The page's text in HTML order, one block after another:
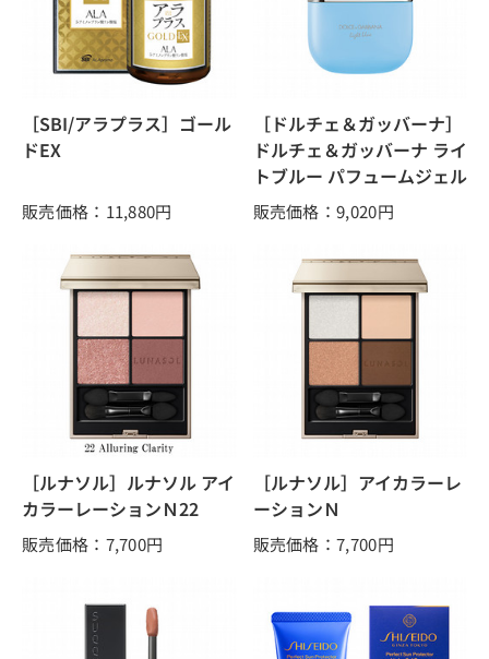
［SBI/アラプラス］ゴール
ドEX
販売価格：11,880円
［ドルチェ＆ガッバーナ］
ドルチェ＆ガッバーナ ライ
トブルー パフュームジェル
販売価格：9,020円
［ルナソル］ルナソル アイ
カラーレーションＮ22
販売価格：7,700円
［ルナソル］アイカラーレ
ーションＮ
販売価格：7,700円